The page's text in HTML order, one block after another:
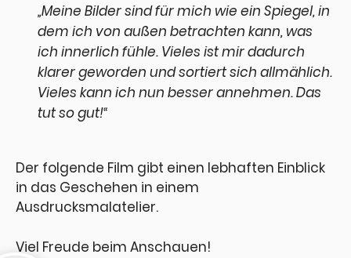
„Meine Bilder sind für mich wie ein Spiegel, in
dem ich von außen betrachten kann, was
ich innerlich fühle. Vieles ist mir dadurch
klarer geworden und sortiert sich allmählich.
Vieles kann ich nun besser annehmen. Das
tut so gut!“
Der folgende Film gibt einen lebhaften Einblick
in das Geschehen in einem
Ausdrucksmalatelier.
Viel Freude beim Anschauen!